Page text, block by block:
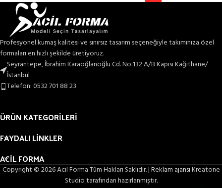
Profesyonel kumaş kalitesi ve sınırsız tasarım seçeneğiyle takımınıza özel
formaları en hızlı şekilde üretiyoruz.
Seyrantepe, İbrahim Karaoğlanoğlu Cd. No:132 A/B Kapısı Kağıthane/
İstanbul
Telefon: 0532 701 88 23
ÜRÜN KATEGORİLERİ
FAYDALI LİNKLER
ACİL FORMA
Copyright © 2026 Acil Forma Tüm Hakları Saklıdır. |Reklam ajansıKreatone
Studio tarafından hazırlanmıştır.